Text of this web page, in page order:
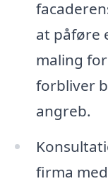
at påføre
maling
forbliver
angreb.
firma